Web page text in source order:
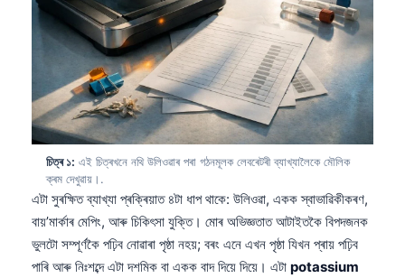
চিত্ৰ ১: এই চিত্ৰখনে নথি উলিওৱাৰ পৰা গঠনমূলক লেবৰেটৰী ব্যাখ্যালৈকে মৌলিক
ক্ৰম দেখুৱায়।.
এটা সুৰক্ষিত ব্যাখ্যা প্ৰক্ৰিয়াত ৪টা ধাপ থাকে: উলিওৱা, একক স্বাভাৱিকীকৰণ,
বায়’মাৰ্কাৰ মেপিং, আৰু চিকিৎসা যুক্তি। মোৰ অভিজ্ঞতাত আটাইতকৈ বিপদজনক
ভুলটো সম্পূৰ্ণকৈ পঢ়িব নোৱাৰা পৃষ্ঠা নহয়; বৰং এনে এখন পৃষ্ঠা যিখন প্ৰায় পঢ়িব
পাৰি আৰু নিঃশব্দে এটা দশমিক বা একক বাদ দিয়ে দিয়ে। এটা potassium